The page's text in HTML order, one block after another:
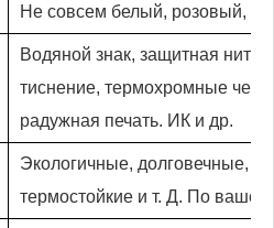
Не совсем белый, розовый,
Водяной знак, защитная нить,
тиснение, термохромные
радужная печать. ИК и др.
Экологичные, долговечные,
термостойкие и т. Д. По